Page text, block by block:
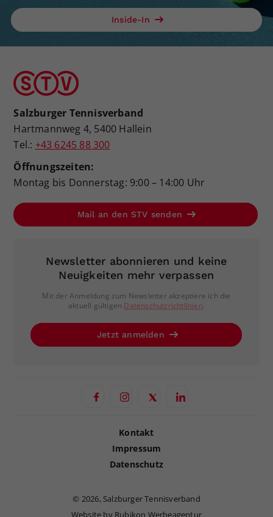
Inside-In
Salzburger Tennisverband
Hartmannweg 4, 5400 Hallein
Tel.: +43 6245 88 300
Öffnungszeiten:
Montag bis Donnerstag: 9:00 – 14:00 Uhr
Mail an den STV senden
Newsletter abonnieren und keine
Neuigkeiten mehr verpassen
Mit der Anmeldung zum Newsletter akzeptiere ich die
aktuell gültigen Datenschutzrichtlinien.
Jetzt anmelden
Kontakt
Impressum
Datenschutz
© 2026, Salzburger Tennisverband
Website by Rubikon Werbeagentur